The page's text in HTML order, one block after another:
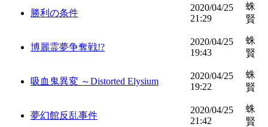
勝利の条件
2020/04/25
21:29
蛛
賢
博麗霊夢争奪戦!?
2020/04/25
19:43
蛛
賢
吸血鬼異変 ～Distorted Elysium
2020/04/25
19:22
蛛
賢
夢幻館反乱事件
2020/04/25
21:42
蛛
賢